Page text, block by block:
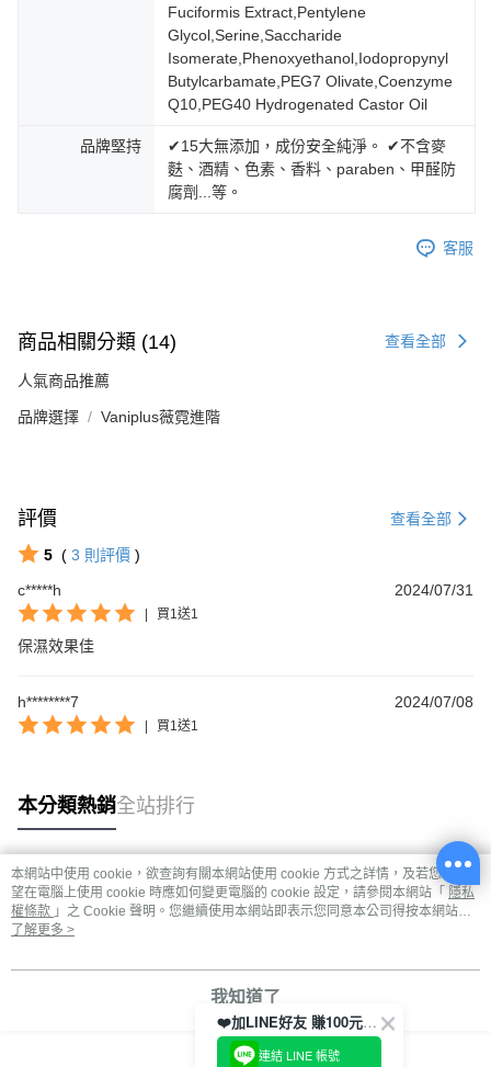
Fuciformis Extract,Pentylene
Glycol,Serine,Saccharide
Isomerate,Phenoxyethanol,Iodopropynyl
Butylcarbamate,PEG7 Olivate,Coenzyme
Q10,PEG40 Hydrogenated Castor Oil
品牌堅持
✔15大無添加，成份安全純淨。 ✔不含麥
麩、酒精、色素、香料、paraben、甲醛防
腐劑...等。
客服
商品相關分類 (14) 查看全部
人氣商品推薦
品牌選擇 Vaniplus薇霓進階
評價 查看全部
5 ( 3 則評價 )
c*****h
2024/07/31
買1送1
保濕效果佳
h********7 2024/07/08
買1送1
本分類熱銷全站排行
熱門標籤
本網站中使用 cookie，欲查詢有關本網站使用 cookie 方式之詳情，及若您不希
望在電腦上使用 cookie 時應如何變更電腦的 cookie 設定，請參閱本網站「 隱私
權條款 」之 Cookie 聲明。您繼續使用本網站即表示您同意本公司得按本網站使
用條款之 Cookie 聲明使用 cookie。
了解更多 >
我知道了
❤️加LINE好友 賺100元券！
連結 LINE 帳號